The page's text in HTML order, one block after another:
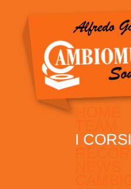
I CORSI